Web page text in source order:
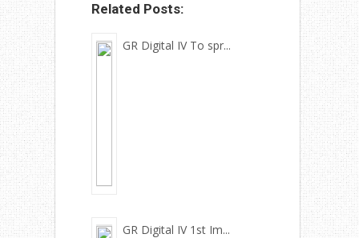
Related Posts:
GR Digital IV To spr...
GR Digital IV 1st Im...